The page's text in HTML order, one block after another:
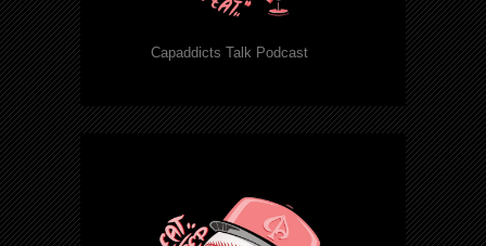
Capaddicts Talk Podcast